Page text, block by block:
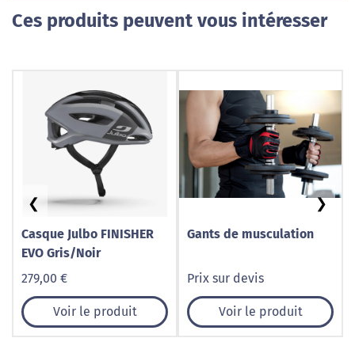
Ces produits peuvent vous intéresser
Casque Julbo FINISHER
EVO Gris/Noir
279,00 €
Voir le produit
Gants de musculation
Prix sur devis
Voir le produit
❮ ❯